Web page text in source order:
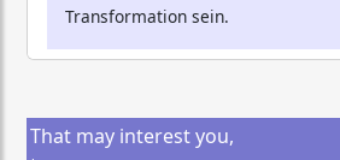
Transformation sein.
That may interest you,